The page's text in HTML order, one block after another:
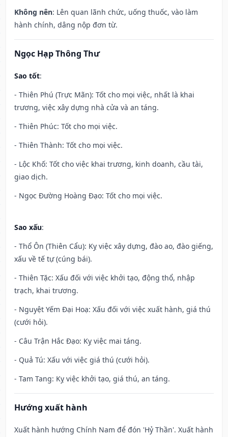
Không nên: Lên quan lãnh chức, uống thuốc, vào làm
hành chính, dâng nộp đơn từ.
Ngọc Hạp Thông Thư
Sao tốt:
- Thiên Phú (Trực Mãn): Tốt cho mọi việc, nhất là khai
trương, việc xây dựng nhà cửa và an táng.
- Thiên Phúc: Tốt cho mọi việc.
- Thiên Thành: Tốt cho mọi việc.
- Lộc Khố: Tốt cho việc khai trương, kinh doanh, cầu tài,
giao dịch.
- Ngọc Đường Hoàng Đạo: Tốt cho mọi việc.
Sao xấu:
- Thổ Ôn (Thiên Cẩu): Kỵ việc xây dựng, đào ao, đào giếng,
xấu về tế tự (cúng bái).
- Thiên Tặc: Xấu đối với việc khởi tạo, động thổ, nhập
trạch, khai trương.
- Nguyệt Yếm Đại Hoạ: Xấu đối với việc xuất hành, giá thú
(cưới hỏi).
- Câu Trận Hắc Đạo: Kỵ việc mai táng.
- Quả Tú: Xấu với việc giá thú (cưới hỏi).
- Tam Tang: Kỵ việc khởi tạo, giá thú, an táng.
Hướng xuất hành
Xuất hành hướng Chính Nam để đón 'Hỷ Thần'. Xuất hành